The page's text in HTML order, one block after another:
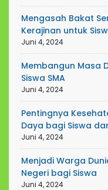
Mengasah Bakat
Kerajinan untuk
Juni 4, 2024
Membangun Masa
Siswa SMA
Juni 4, 2024
Pentingnya
Daya bagi Siswa
Juni 4, 2024
Menjadi Warga
Negeri bagi Siswa
Juni 4, 2024